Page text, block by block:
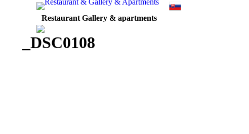
Restaurant Gallery & apartments
_DSC0108